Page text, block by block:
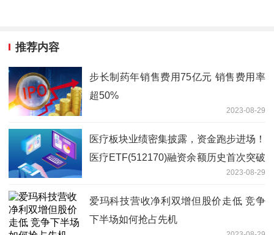
推荐内容
步长制药年销售费用75亿元 销售费用率
超50%
2023-08-29
医疗板块业绩密集披露，资金跑步进场！
医疗ETF(512170)融资余额历史首次突破
2023-08-29
爱玛科技营收净利双增但股价走低 竞争
下半场如何抢占先机